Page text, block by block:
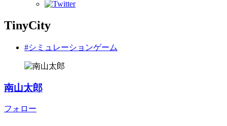
TinyCity
#シミュレーションゲーム
南山太郎
フォロー